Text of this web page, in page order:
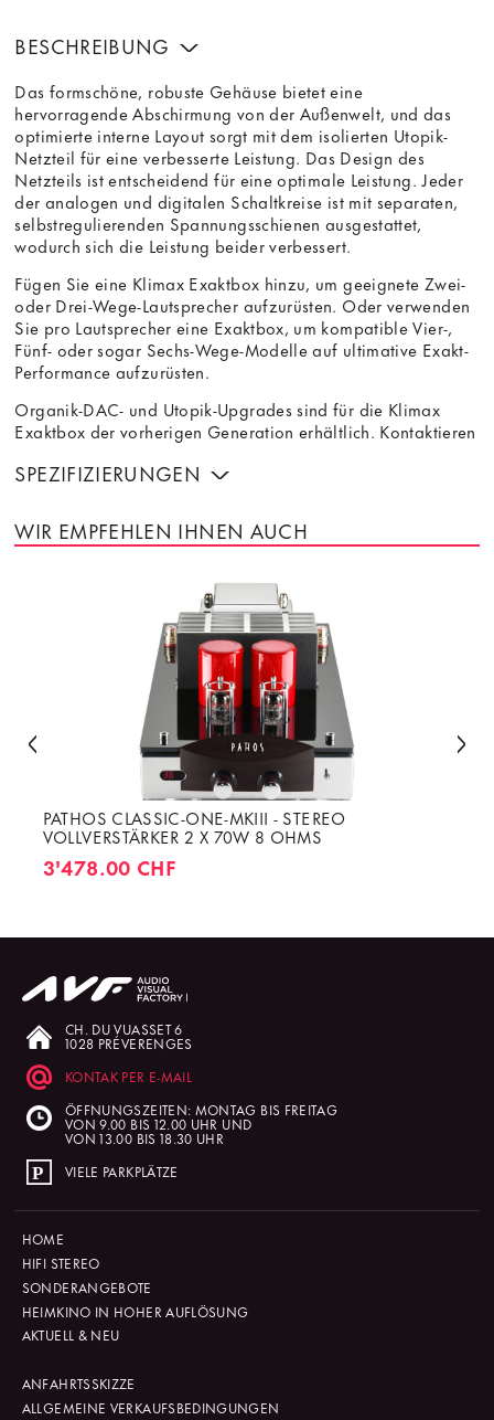
BESCHREIBUNG
Das formschöne, robuste Gehäuse bietet eine
hervorragende Abschirmung von der Außenwelt, und das
optimierte interne Layout sorgt mit dem isolierten Utopik-
Netzteil für eine verbesserte Leistung. Das Design des
Netzteils ist entscheidend für eine optimale Leistung. Jeder
der analogen und digitalen Schaltkreise ist mit separaten,
selbstregulierenden Spannungsschienen ausgestattet,
wodurch sich die Leistung beider verbessert.
Fügen Sie eine Klimax Exaktbox hinzu, um geeignete Zwei-
oder Drei-Wege-Lautsprecher aufzurüsten. Oder verwenden
Sie pro Lautsprecher eine Exaktbox, um kompatible Vier-,
Fünf- oder sogar Sechs-Wege-Modelle auf ultimative Exakt-
Performance aufzurüsten.
Organik-DAC- und Utopik-Upgrades sind für die Klimax
Exaktbox der vorherigen Generation erhältlich. Kontaktieren
SPEZIFIZIERUNGEN
WIR EMPFEHLEN IHNEN AUCH
PATHOS CLASSIC-ONE-MKIII - STEREO
VOLLVERSTÄRKER 2 X 70W 8 OHMS
3'478.00 CHF
CH. DU VUASSET 6
1028 PRÉVERENGES
KONTAK PER E-MAIL
ÖFFNUNGSZEITEN: MONTAG BIS FREITAG
VON 9.00 BIS 12.00 UHR UND
VON 13.00 BIS 18.30 UHR
VIELE PARKPLÄTZE
HOME
HIFI STEREO
SONDERANGEBOTE
HEIMKINO IN HOHER AUFLÖSUNG
AKTUELL & NEU
ANFAHRTSSKIZZE
ALLGEMEINE VERKAUFSBEDINGUNGEN